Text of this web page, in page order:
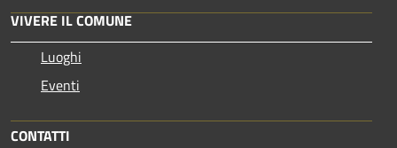
VIVERE IL COMUNE
Luoghi
Eventi
CONTATTI